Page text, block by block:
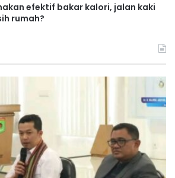
efektif bakar kalori, jalan kaki
rumah?